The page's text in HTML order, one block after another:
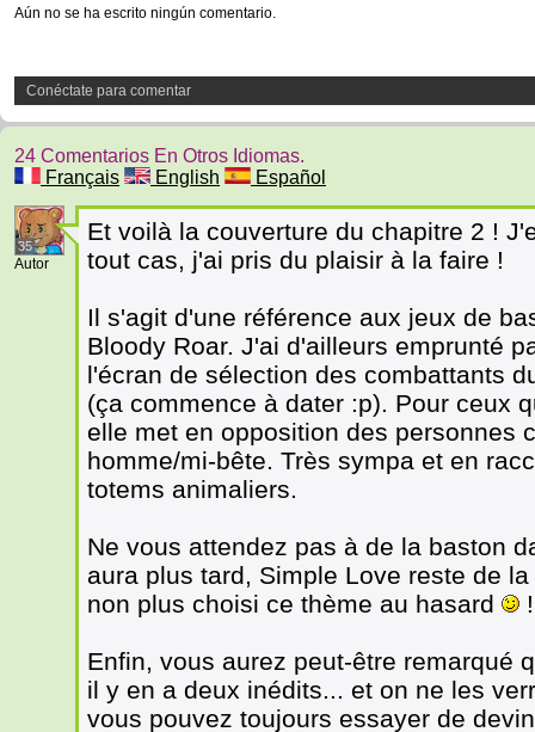
Aún no se ha escrito ningún comentario.
Conéctate para comentar
24 Comentarios En Otros Idiomas.
Français
English Español
35
Autor
Et voilà la couverture du chapitre 2 !
tout cas, j'ai pris du plaisir à la faire !
Il s'agit d'une référence aux jeux de
Bloody Roar. J'ai d'ailleurs emprunté
l'écran de sélection des combattants
(ça commence à dater :p). Pour ceux
elle met en opposition des personnes
homme/mi-bête. Très sympa et en
totems animaliers.
Ne vous attendez pas à de la baston
aura plus tard, Simple Love reste de
non plus choisi ce thème au hasard
!
Enfin, vous aurez peut-être remarqué
il y en a deux inédits... et on ne les
vous pouvez toujours essayer de